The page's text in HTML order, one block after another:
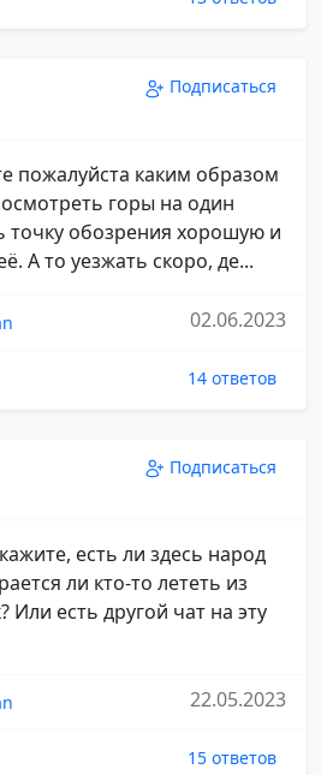
Подписаться
пожалуйста каким образом
горы на один
точку обозрения хорошую и
А то уезжать скоро, де...
02.06.2023
14 ответов
Подписаться
есть ли здесь народ
ли кто-то лететь из
Или есть другой чат на эту
22.05.2023
15 ответов